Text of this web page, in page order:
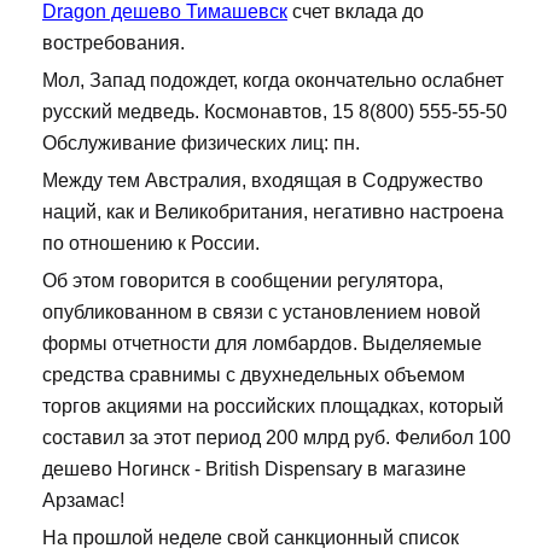
Dragon дешево Тимашевск счет вклада до
востребования.
Мол, Запад подождет, когда окончательно ослабнет
русский медведь. Космонавтов, 15 8(800) 555-55-50
Обслуживание физических лиц: пн.
Между тем Австралия, входящая в Содружество
наций, как и Великобритания, негативно настроена
по отношению к России.
Об этом говорится в сообщении регулятора,
опубликованном в связи с установлением новой
формы отчетности для ломбардов. Выделяемые
средства сравнимы с двухнедельных объемом
торгов акциями на российских площадках, который
составил за этот период 200 млрд руб. Фелибол 100
дешево Ногинск - British Dispensary в магазине
Арзамас!
На прошлой неделе свой санкционный список